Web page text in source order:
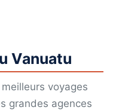
Vanuatu
voyages
grandes agences